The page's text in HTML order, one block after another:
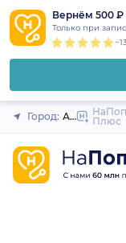
Вернём 500 ₽
Только при
Город:
Плюс